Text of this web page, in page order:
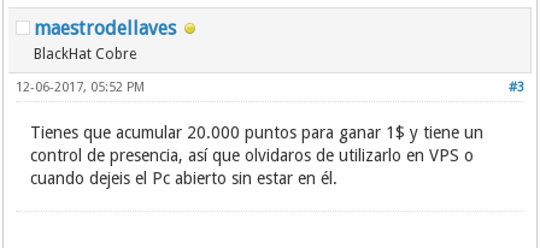
maestrodellaves
BlackHat Cobre
#3
12-06-2017, 05:52 PM
Tienes que acumular 20.000 puntos para ganar 1$ y tiene un
control de presencia, así que olvidaros de utilizarlo en VPS o
cuando dejeis el Pc abierto sin estar en él.